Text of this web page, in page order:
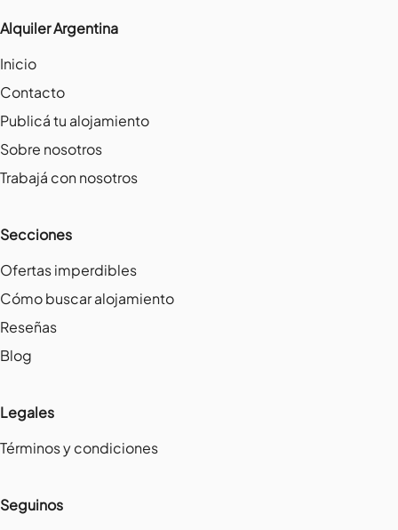
Alquiler Argentina
Inicio
Contacto
Publicá tu alojamiento
Sobre nosotros
Trabajá con nosotros
Secciones
Ofertas imperdibles
Cómo buscar alojamiento
Reseñas
Blog
Legales
Términos y condiciones
Seguinos